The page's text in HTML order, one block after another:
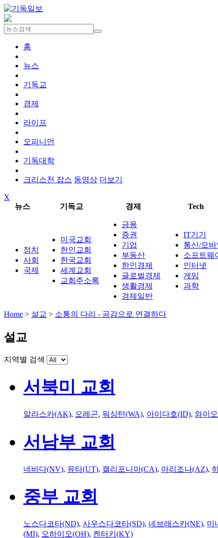
홈
뉴스
기독교
경제
라이프
오피니언
기독대학
크리스천 잡스 동영상 더보기
X
뉴스
기독교 경제 Tech
정치
사회
국제
미국교회
한인교회
한국교회
세계교회
교회주소록
금융
증권
기업
부동산
한인경제
글로벌경제
생활경제
경제일반
IT기기
통신/모
소프트웨
인터넷
게임
과학
Home > 설교 > 소통의 다리 - 공감으로 연결하다
설교
지역별 검색
서북미 교회
알라스카(AK), 오레곤, 워싱턴(WA), 아이다호(ID), 와이
서남부 교회
네바다(NV), 유타(UT), 캘리포니아(CA), 아리조나(AZ),
중부 교회
노스다코타(ND), 사우스다코타(SD), 네브래스카(NE), 미
(MI), 오하이오(OH), 켄터키(KY)